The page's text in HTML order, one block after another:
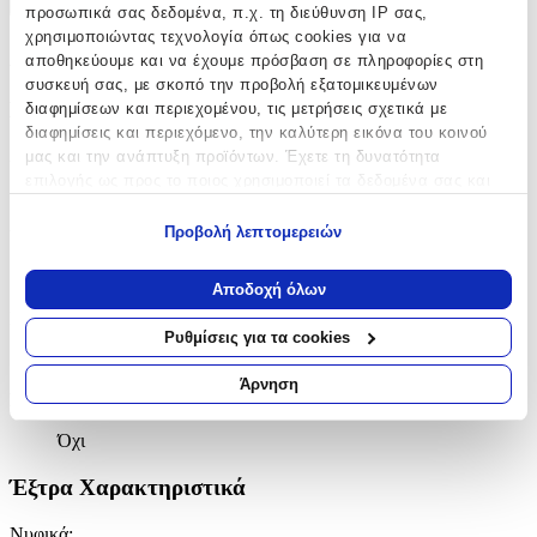
προσωπικά σας δεδομένα, π.χ. τη διεύθυνση IP σας,
χρησιμοποιώντας τεχνολογία όπως cookies για να
αποθηκεύουμε και να έχουμε πρόσβαση σε πληροφορίες στη
συσκευή σας, με σκοπό την προβολή εξατομικευμένων
διαφημίσεων και περιεχομένου, τις μετρήσεις σχετικά με
διαφημίσεις και περιεχόμενο, την καλύτερη εικόνα του κοινού
μας και την ανάπτυξη προϊόντων. Έχετε τη δυνατότητα
Να συλλέξουμε πληροφορίες σχετικά με τη γεωγραφική
σας τοποθεσία, οι οποίες μπορεί να είναι ακριβείς σε
απόσταση μερικών μέτρων
Να αναγνωρίσουμε τη συσκευή σας σαρώνοντας ενεργά
για συγκεκριμένα χαρακτηριστικά (δακτυλικό αποτύπωμα)
Μάθετε περισσότερα σχετικά με τον τρόπο επεξεργασίας των
στηνενότητα “Λεπτομέρειες”
ανακαλέσετε τη συγκατάθεσή σας ανά πάσα στιγμή από τη
Δήλωση Cookies.
Προβολή λεπτομερειών
Αποδοχή όλων
Ρυθμίσεις για τα cookies
Άρνηση
Χαρακτηριστικά
Βασικά Χαρακτηριστικά
Χρώμα Υλικού:
Λευκό
Επιχρυσωμένα:
Όχι
Σετ:
Όχι
Έξτρα Χαρακτηριστικά